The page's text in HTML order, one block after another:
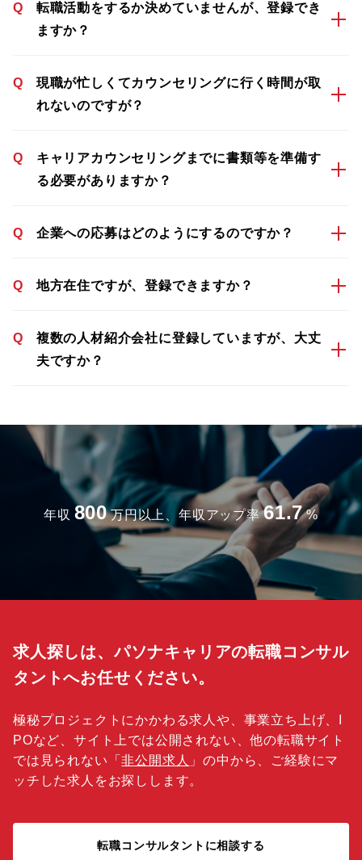
Q
転職活動をするか決めていませんが、登録でき
ますか？
Q
現職が忙しくてカウンセリングに行く時間が取
れないのですが？
Q
キャリアカウンセリングまでに書類等を準備す
る必要がありますか？
Q 企業への応募はどのようにするのですか？
Q 地方在住ですが、登録できますか？
Q
複数の人材紹介会社に登録していますが、大丈
夫ですか？
年収 800 万円以上、年収アップ率 61.7 %
求人探しは、パソナキャリアの転職コンサル
タントへお任せください。
極秘プロジェクトにかかわる求人や、事業立ち上げ、I
POなど、サイト上では公開されない、他の転職サイト
では見られない「非公開求人 」の中から、ご経験にマ
ッチした求人をお探しします。
転職コンサルタントに相談する